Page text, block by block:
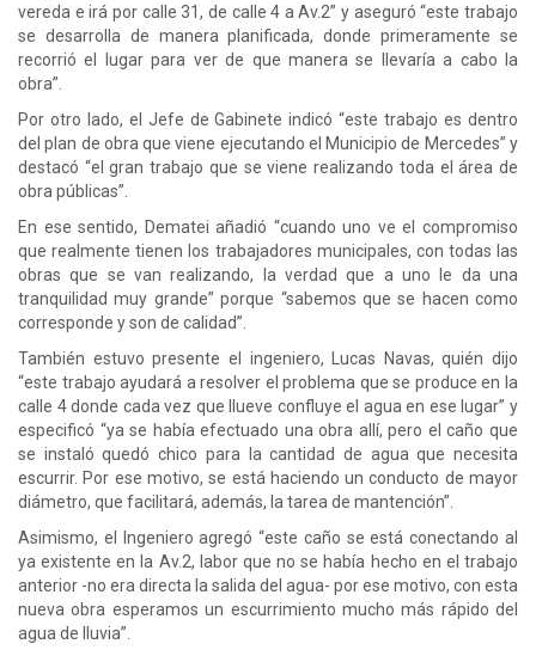
vereda e irá por calle 31, de calle 4 a Av.2” y aseguró “este trabajo
se desarrolla de manera planificada, donde primeramente se
recorrió el lugar para ver de que manera se llevaría a cabo la
obra”.
Por otro lado, el Jefe de Gabinete indicó “este trabajo es dentro
del plan de obra que viene ejecutando el Municipio de Mercedes” y
destacó “el gran trabajo que se viene realizando toda el área de
obra públicas”.
En ese sentido, Dematei añadió “cuando uno ve el compromiso
que realmente tienen los trabajadores municipales, con todas las
obras que se van realizando, la verdad que a uno le da una
tranquilidad muy grande” porque “sabemos que se hacen como
corresponde y son de calidad”.
También estuvo presente el ingeniero, Lucas Navas, quién dijo
“este trabajo ayudará a resolver el problema que se produce en la
calle 4 donde cada vez que llueve confluye el agua en ese lugar” y
especificó “ya se había efectuado una obra allí, pero el caño que
se instaló quedó chico para la cantidad de agua que necesita
escurrir. Por ese motivo, se está haciendo un conducto de mayor
diámetro, que facilitará, además, la tarea de mantención”.
Asimismo, el Ingeniero agregó “este caño se está conectando al
ya existente en la Av.2, labor que no se había hecho en el trabajo
anterior -no era directa la salida del agua- por ese motivo, con esta
nueva obra esperamos un escurrimiento mucho más rápido del
agua de lluvia”.